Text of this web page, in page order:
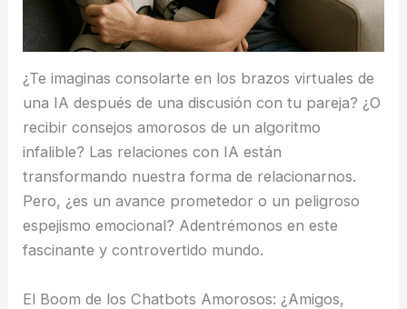
¿Te imaginas consolarte en los brazos virtuales de
una IA después de una discusión con tu pareja? ¿O
recibir consejos amorosos de un algoritmo
infalible? Las relaciones con IA están
transformando nuestra forma de relacionarnos.
Pero, ¿es un avance prometedor o un peligroso
espejismo emocional? Adentrémonos en este
fascinante y controvertido mundo.
El Boom de los Chatbots Amorosos: ¿Amigos,